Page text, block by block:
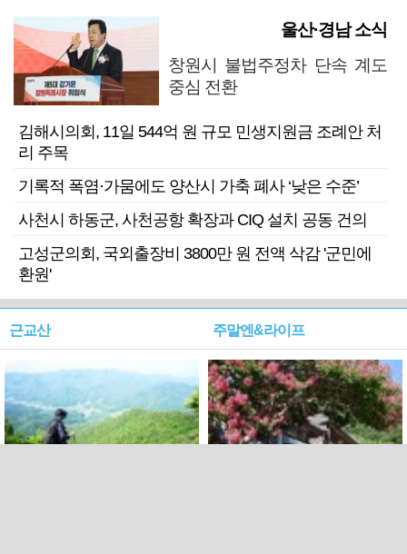
울산·경남 소식
창원시 불법주정차 단속 계도
중심 전환
김해시의회, 11일 544억 원 규모 민생지원금 조례안 처
리 주목
기록적 폭염·가뭄에도 양산시 가축 폐사 ‘낮은 수준’
사천시 하동군, 사천공항 확장과 CIQ 설치 공동 건의
고성군의회, 국외출장비 3800만 원 전액 삭감 '군민에
환원'
근교산 주말엔&라이프